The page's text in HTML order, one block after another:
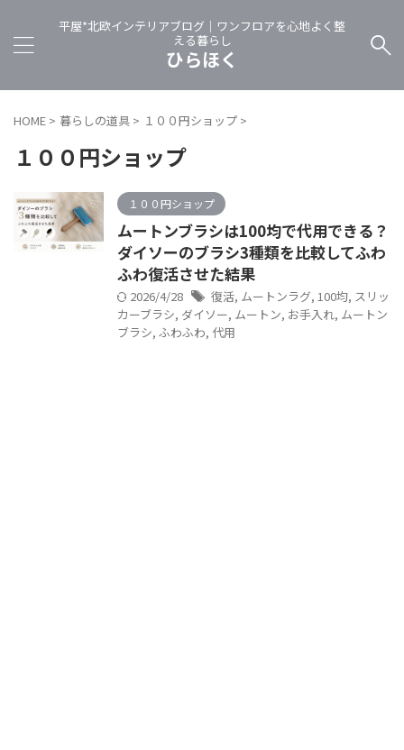
平屋*北欧インテリアブログ｜ワンフロアを心地よく整
える暮らし
ひらほく
HOME > 暮らしの道具 > １００円ショップ >
１００円ショップ
１００円ショップ
ムートンブラシは100均で代用できる？
ダイソーのブラシ3種類を比較してふわ
ふわ復活させた結果
2026/4/28 復活, ムートンラグ, 100均, スリッ
カーブラシ, ダイソー, ムートン, お手入れ, ムートン
ブラシ, ふわふわ, 代用